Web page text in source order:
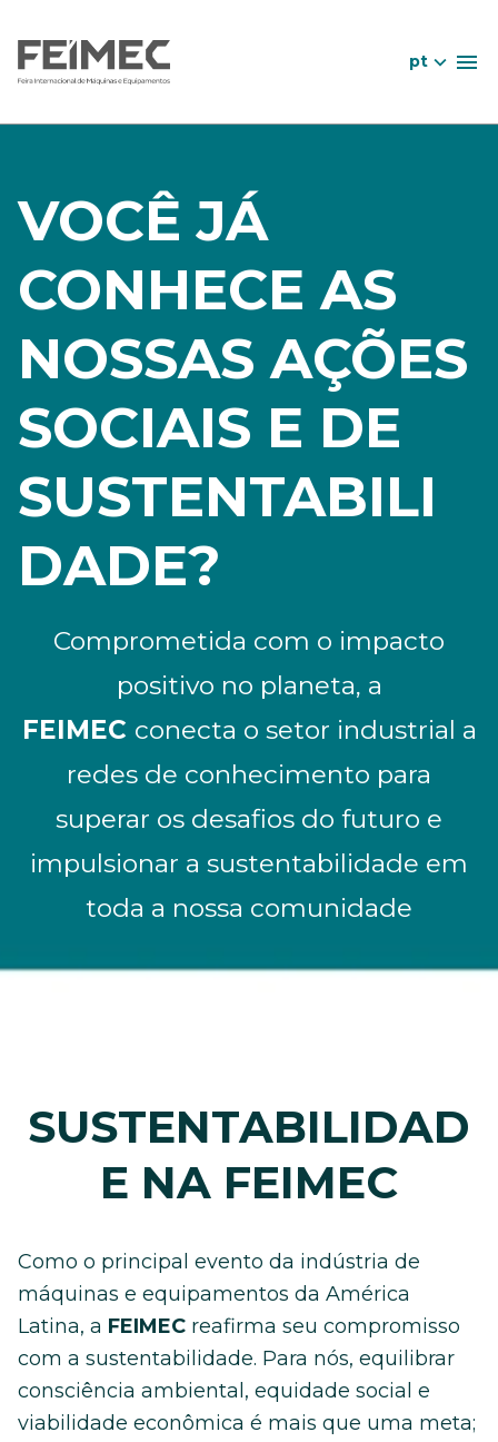
pt
VOCÊ JÁ
CONHECE AS
NOSSAS AÇÕES
SOCIAIS E DE
SUSTENTABILI
DADE?
Comprometida com o impacto
positivo no planeta, a
FEIMEC conecta o setor industrial a
redes de conhecimento para
superar os desafios do futuro e
impulsionar a sustentabilidade em
toda a nossa comunidade
SUSTENTABILIDAD
E NA FEIMEC
Como o principal evento da indústria de
máquinas e equipamentos da América
Latina, a FEIMEC reafirma seu compromisso
com a sustentabilidade. Para nós, equilibrar
consciência ambiental, equidade social e
viabilidade econômica é mais que uma meta;